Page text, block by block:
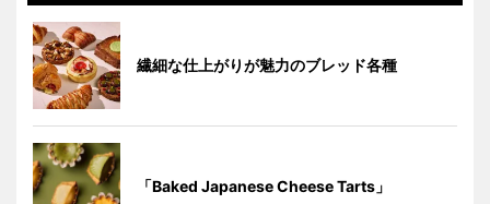
繊細な仕上がりが魅力のブレッド各種
「Baked Japanese Cheese Tarts」